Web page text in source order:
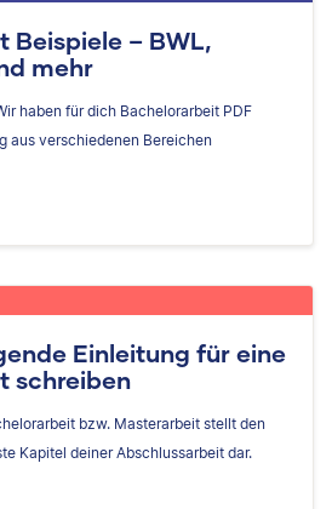
Beispiele – BWL,
mehr
haben für dich Bachelorarbeit PDF
aus verschiedenen Bereichen
Einleitung für eine
schreiben
bzw. Masterarbeit stellt den
Kapitel deiner Abschlussarbeit dar.